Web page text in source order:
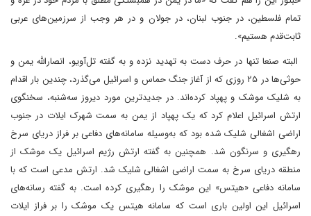
تمام فلسطین، در جنوب لبنان، در جولان و در هر وجب از سرزمین‌های عربی
ثابت‌قدم هستیم».
البته صنعا تنها در حرف دست به تهدید نزده و به گفته تل‌‌آویو، انصارالله یمن و
حوثی‌ها در ۲۵ روزی که از آغاز جنگ حماس و اسرائیل می‌گذرد، چندین بار اقدام
به شلیک موشک و پهپاد کرده‌اند. در جدیدترین مورد دیروز سه‌شنبه، سخنگوی
ارتش اسرائیل اعلام کرد که یک پهپاد از یمن به سمت شهرک ایلات در جنوب
اراضی اشغالی شلیک شده بود که به‌وسیله سامانه‌های دفاعی بر فراز دریای سرخ
رهگیری و سرنگون شد. همچنین به گفته ارتش رژیم اسرائیل یک موشک از
منطقه دریای سرخ به سمت اراضی اشغالی شلیک شد. ارتش مدعی است که با
سامانه دفاعی «هیتس» این موشک را رهگیری کرده است. به گفته رسانه‌های
اسرائیل این اولین باری است که سامانه هیتس یک موشک را بر فراز ایلات